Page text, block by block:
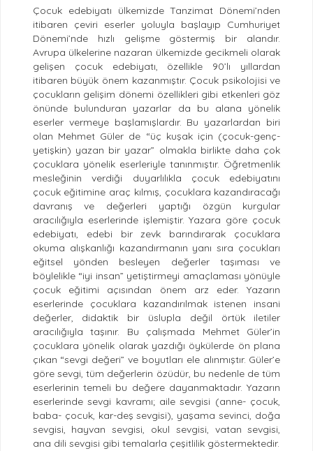
Çocuk edebiyatı ülkemizde Tanzimat Dönemi’nden
itibaren çeviri eserler yoluyla başlayıp Cumhuriyet
Dönemi’nde hızlı gelişme göstermiş bir alandır.
Avrupa ülkelerine nazaran ülkemizde gecikmeli olarak
gelişen çocuk edebiyatı, özellikle 90’lı yıllardan
itibaren büyük önem kazanmıştır. Çocuk psikolojisi ve
çocukların gelişim dönemi özellikleri gibi etkenleri göz
önünde bulunduran yazarlar da bu alana yönelik
eserler vermeye başlamışlardır. Bu yazarlardan biri
olan Mehmet Güler de “üç kuşak için (çocuk-genç-
yetişkin) yazan bir yazar” olmakla birlikte daha çok
çocuklara yönelik eserleriyle tanınmıştır. Öğretmenlik
mesleğinin verdiği duyarlılıkla çocuk edebiyatını
çocuk eğitimine araç kılmış, çocuklara kazandıracağı
davranış ve değerleri yaptığı özgün kurgular
aracılığıyla eserlerinde işlemiştir. Yazara göre çocuk
edebiyatı, edebi bir zevk barındırarak çocuklara
okuma alışkanlığı kazandırmanın yanı sıra çocukları
eğitsel yönden besleyen değerler taşıması ve
böylelikle “iyi insan” yetiştirmeyi amaçlaması yönüyle
çocuk eğitimi açısından önem arz eder. Yazarın
eserlerinde çocuklara kazandırılmak istenen insani
değerler, didaktik bir üslupla değil örtük iletiler
aracılığıyla taşınır. Bu çalışmada Mehmet Güler’in
çocuklara yönelik olarak yazdığı öykülerde ön plana
çıkan “sevgi değeri” ve boyutları ele alınmıştır. Güler’e
göre sevgi, tüm değerlerin özüdür, bu nedenle de tüm
eserlerinin temeli bu değere dayanmaktadır. Yazarın
eserlerinde sevgi kavramı; aile sevgisi (anne- çocuk,
baba- çocuk, kar-deş sevgisi), yaşama sevinci, doğa
sevgisi, hayvan sevgisi, okul sevgisi, vatan sevgisi,
ana dili sevgisi gibi temalarla çeşitlilik göstermektedir.